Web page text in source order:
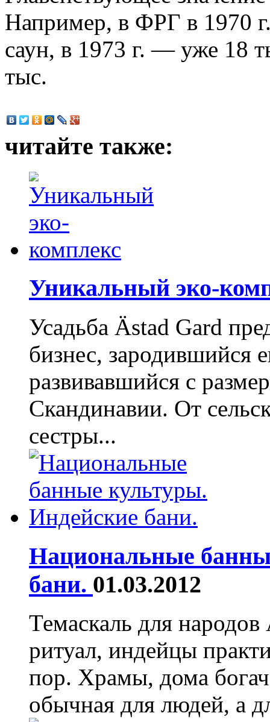
Например, в ФРГ в 1970
саун, в 1973 г. — уже 18
тыс.
читайте также:
Уникальный эко-
Усадьба Ästad Gard
бизнес, зародившийся
развивавшийся с
Скандинавии. От
сестры...
Национальные
бани. 01.03.2012
Темаскаль для
ритуал, индейцы
пор. Храмы, дома
обычная для людей, а